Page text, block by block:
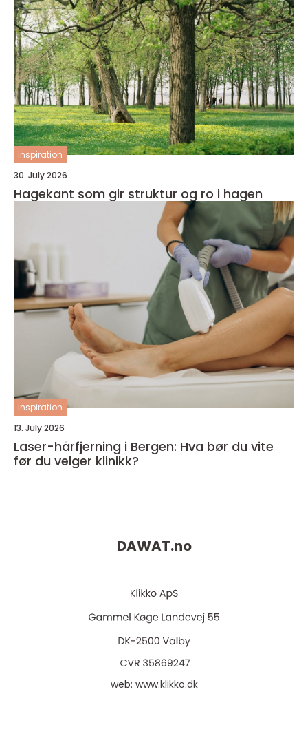
inspiration
30. July 2026
Hagekant som gir struktur og ro i hagen
inspiration
13. July 2026
Laser-hårfjerning i Bergen: Hva bør du vite
før du velger klinikk?
DAWAT.no
web: www.klikko.dk